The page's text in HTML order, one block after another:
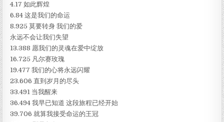
4.17 如此辉煌
6.84 这是我们的命运
8.925 莫要转身 我们的爱
永远不会让我们失望
13.388 愿我们的灵魂在爱中绽放
16.725 凡尔赛玫瑰
19.477 我们的心将永远闪耀
23.606 直到岁月的尽头
33.491 当我醒来
36.494 我早已知道 这段旅程已经开始
39.706 就算我接受命运的王冠